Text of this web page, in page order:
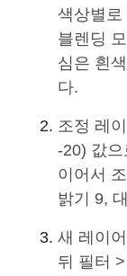
색상별로
블렌딩
심은 흰
다.
조정 레
-20) 값
이어서
밝기 9,
새 레이
뒤 필터